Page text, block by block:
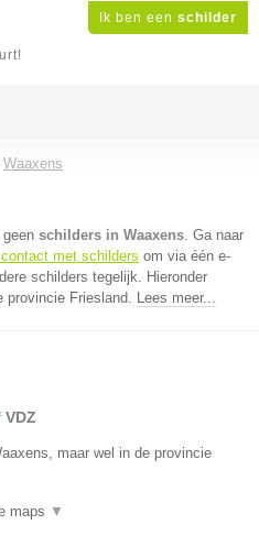
Ik ben een schilder
Waaxens
schilders in Waaxens. Ga naar
met schilders om via één e-
schilders tegelijk. Hieronder
provincie Friesland. Lees meer...
maar wel in de provincie
maps ▼